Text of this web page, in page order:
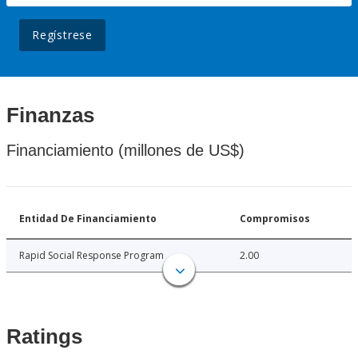
Regístrese
Finanzas
Financiamiento (millones de US$)
Entidad De Financiamiento Compromisos
Rapid Social Response Program 2.00
Ratings